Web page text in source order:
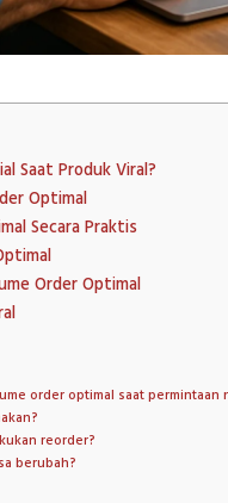
Saat Produk Viral?
Optimal
Secara Praktis
Order Optimal
order optimal saat permintaan
reorder?
berubah?